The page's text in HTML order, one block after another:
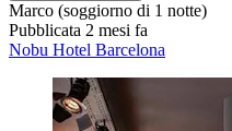
Marco (soggiorno di 1 notte)
Pubblicata 2 mesi fa
Nobu Hotel Barcelona